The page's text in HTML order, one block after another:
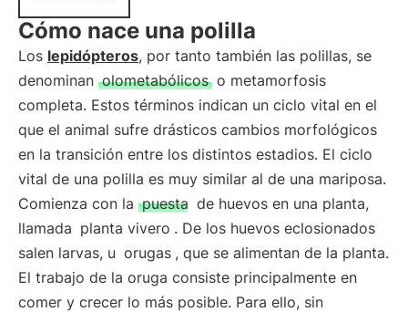
Cómo nace una polilla
Los lepidópteros, por tanto también las polillas, se
denominan olometabólicos o metamorfosis
completa. Estos términos indican un ciclo vital en el
que el animal sufre drásticos cambios morfológicos
en la transición entre los distintos estadios. El ciclo
vital de una polilla es muy similar al de una mariposa.
Comienza con la puesta de huevos en una planta,
llamada planta vivero . De los huevos eclosionados
salen larvas, u orugas , que se alimentan de la planta.
El trabajo de la oruga consiste principalmente en
comer y crecer lo más posible. Para ello, sin